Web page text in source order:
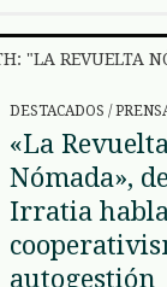
"LA REVUELTA
DESTACADOS /
«La Revuelta
Nómada»,
Irratia
autogestión